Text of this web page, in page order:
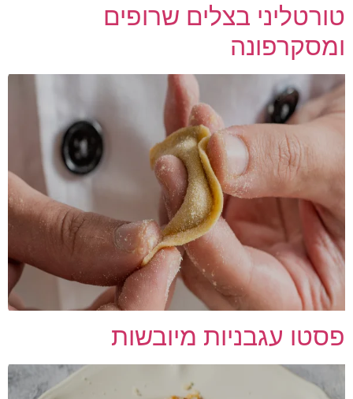
טורטליני בצלים שרופים
ומסקרפונה
פסטו עגבניות מיובשות